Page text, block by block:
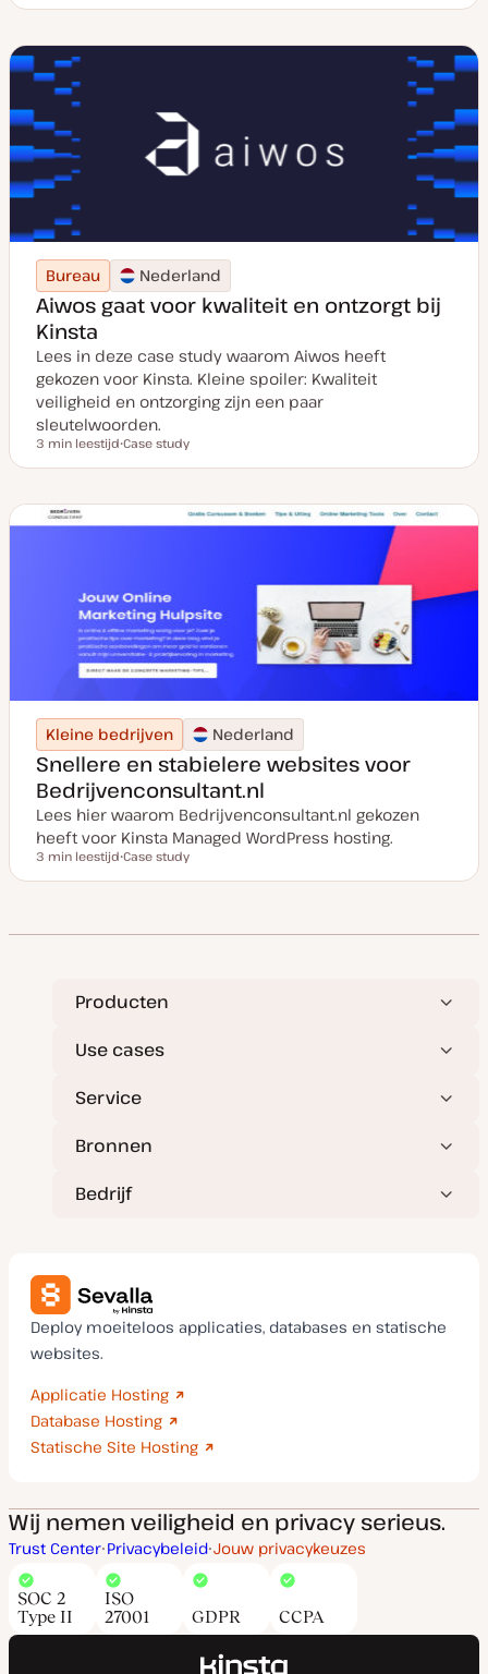
o
Bureau Nederland
Aiwos gaat voor kwaliteit en ontzorgt bij
Kinsta
Lees in deze case study waarom Aiwos heeft
gekozen voor Kinsta. Kleine spoiler: Kwaliteit
veiligheid en ontzorging zijn een paar
sleutelwoorden.
Leestijd
3 min leestijd
o
y
Case study
Kleine bedrijven Nederland
Snellere en stabielere websites voor
Bedrijvenconsultant.nl
Lees hier waarom Bedrijvenconsultant.nl gekozen
heeft voor Kinsta Managed WordPress hosting.
Leestijd
3 min leestijd
o
y
Case study
Producten
Use cases
Service
Bronnen
Bedrijf
Deploy moeiteloos applicaties, databases en statische
websites.
Applicatie Hosting
Database Hosting
Statische Site Hosting
Wij nemen veiligheid en privacy serieus.
Trust Center Privacybeleid Jouw privacykeuzes
SOC 2
Type II
ISO
27001
GDPR CCPA